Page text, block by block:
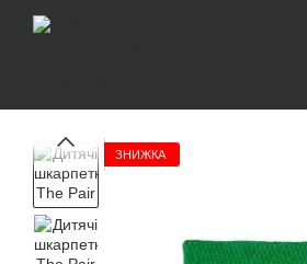
Перейти до основного контенту
ЗНИЖКА